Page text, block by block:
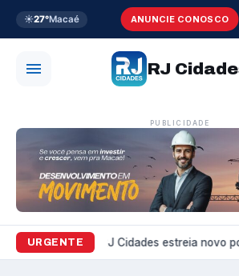
☀️27°Macaé ANUNCIE CONOSCO
RJ
PUBLICIDADE
URGENTE
Variedades RJ Cidades estreia novo